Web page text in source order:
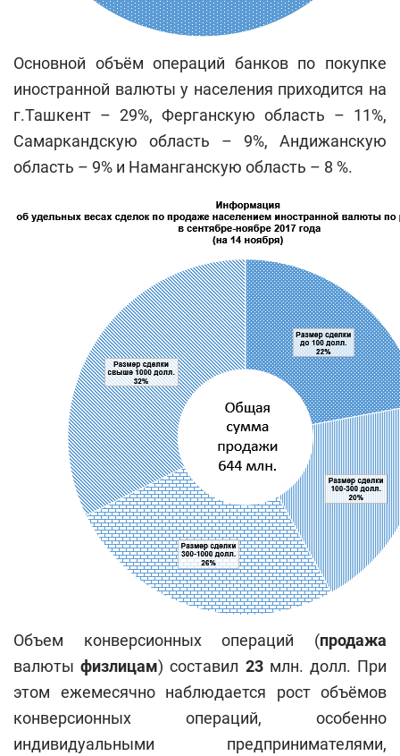
Основной объём операций банков по покупке
иностранной валюты у населения приходится на
г.Ташкент – 29%, Ферганскую область – 11%,
Самаркандскую область – 9%, Андижанскую
область – 9% и Наманганскую область – 8 %.
Объем конверсионных операций (продажа
валютыфизлицам) составил 23млн. долл. При
этом ежемесячно наблюдается рост объёмов
конверсионных операций, особенно
индивидуальными предпринимателями,